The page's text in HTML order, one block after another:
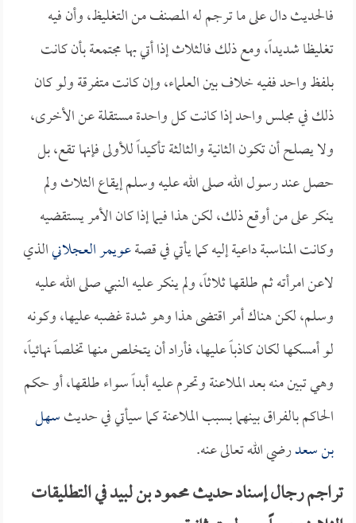
فالحديث دال على ما ترجم له المصنف من التغليظ، وأن فيه
تغليظا شديداً، ومع ذلك فالثلاث إذا أتي بها مجتمعة بأن كانت
بلفظ واحد ففيه خلاف بين العلماء، وإن كانت متفرقة ولو كان
ذلك في مجلس واحد إذا كانت كل واحدة مستقلة عن الأخرى،
ولا يصلح أن تكون الثانية والثالثة تأكيداً للأولى فإنها تقع، بل
حصل عند رسول الله صلى الله عليه وسلم إيقاع الثلاث ولم
ينكر على من أوقع ذلك، لكن هذا فيما إذا كان الأمر يستقضيه
وكانت المناسبة داعية إليه كما يأتي في قصةعويمر العجلانيالذي
لاعن امرأته ثم طلقها ثلاثاً، ولم ينكر عليه النبي صلى الله عليه
وسلم، لكن هناك أمر اقتضى هذا وهو شدة غضبه عليها، وكونه
لو أمسكها لكان كاذباً عليها، فأراد أن يتخلص منها تخلصاً نهائياً،
وهي تبين منه بعد الملاعنة وتحرم عليه أبداً سواء طلقها، أو حكم
الحاكم بالفراق بينهما بسبب الملاعنة كما سيأتي في حديثسهل
بن سعدرضي الله تعالى عنه.
تراجم رجال إسناد حديث محمود بن لبيد في التطليقات